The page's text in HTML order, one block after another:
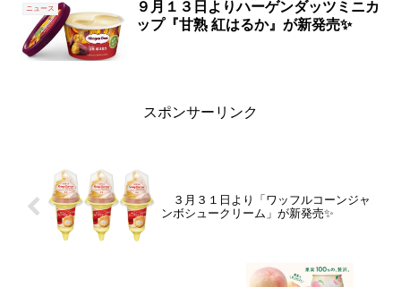
ニュース
９月１３日よりハーゲンダッツミニカ
ップ『甘熟 紅はるか』が新発売✨
スポンサーリンク
３月３１日より「ワッフルコーンジャ
ンボシュークリーム」が新発売✨